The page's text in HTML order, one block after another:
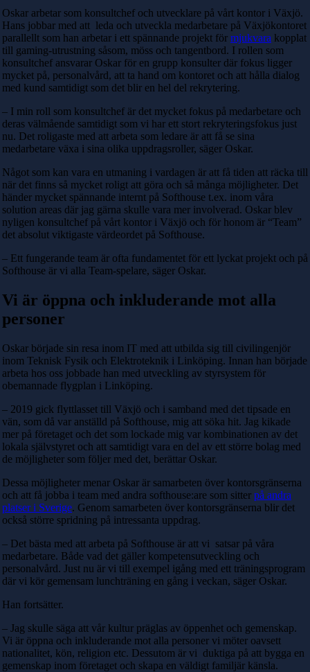
Oskar arbetar som konsultchef och utvecklare på vårt kontor i Växjö.
Hans jobbar med att leda och utveckla medarbetare på Växjökontoret
parallellt som han arbetar i ett spännande projekt för mjukvara kopplat
till gaming-utrustning såsom, möss och tangentbord. I rollen som
konsultchef ansvarar Oskar för en grupp konsulter där fokus ligger
mycket på, personalvård, att ta hand om kontoret och att hålla dialog
med kund samtidigt som det blir en hel del rekrytering.
– I min roll som konsultchef är det mycket fokus på medarbetare och
deras välmående samtidigt som vi har ett stort rekryteringsfokus just
nu. Det roligaste med att arbeta som ledare är att få se sina
medarbetare växa i sina olika uppdragsroller, säger Oskar.
Något som kan vara en utmaning i vardagen är att få tiden att räcka till
när det finns så mycket roligt att göra och så många möjligheter. Det
händer mycket spännande internt på Softhouse t.ex. inom våra
solution areas där jag gärna skulle vara mer involverad. Oskar blev
nyligen konsultchef på vårt kontor i Växjö och för honom är “Team”
det absolut viktigaste värdeordet på Softhouse.
– Ett fungerande team är ofta fundamentet för ett lyckat projekt och på
Softhouse är vi alla Team-spelare, säger Oskar.
Vi är öppna och inkluderande mot alla
personer
Oskar började sin resa inom IT med att utbilda sig till civilingenjör
inom Teknisk Fysik och Elektroteknik i Linköping. Innan han började
arbeta hos oss jobbade han med utveckling av styrsystem för
obemannade flygplan i Linköping.
– 2019 gick flyttlasset till Växjö och i samband med det tipsade en
vän, som då var anställd på Softhouse, mig att söka hit. Jag kikade
mer på företaget och det som lockade mig var kombinationen av det
lokala självstyret och att samtidigt vara en del av ett större bolag med
de möjligheter som följer med det, berättar Oskar.
Dessa möjligheter menar Oskar är samarbeten över kontorsgränserna
och att få jobba i team med andra softhouse:are som sitter på andra
platser i Sverige. Genom samarbeten över kontorsgränserna blir det
också större spridning på intressanta uppdrag.
– Det bästa med att arbeta på Softhouse är att vi satsar på våra
medarbetare. Både vad det gäller kompetensutveckling och
personalvård. Just nu är vi till exempel igång med ett träningsprogram
där vi kör gemensam lunchträning en gång i veckan, säger Oskar.
Han fortsätter.
– Jag skulle säga att vår kultur präglas av öppenhet och gemenskap.
Vi är öppna och inkluderande mot alla personer vi möter oavsett
nationalitet, kön, religion etc. Dessutom är vi duktiga på att bygga en
gemenskap inom företaget och skapa en väldigt familjär känsla.